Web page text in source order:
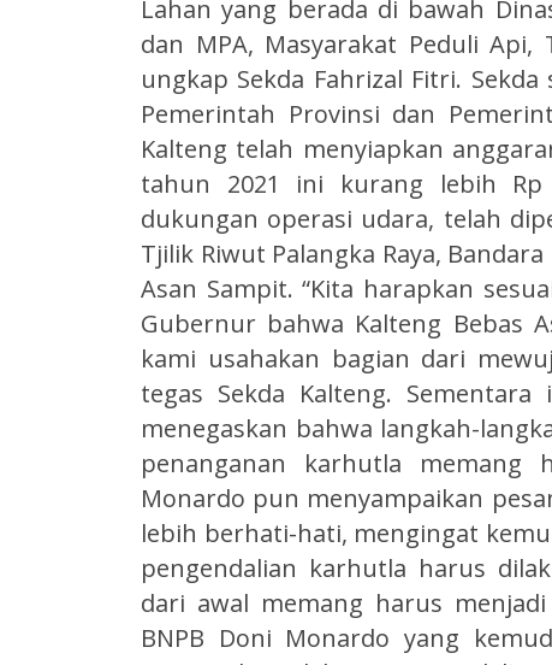
Lahan yang berada di bawah
dan MPA, Masyarakat Peduli Api,
ungkap Sekda Fahrizal Fitri.
Pemerintah Provinsi dan
Kalteng telah menyiapkan
tahun 2021 ini kurang lebih
dukungan operasi udara, telah
Tjilik Riwut Palangka Raya,
Asan Sampit. “Kita harapkan
Gubernur bahwa Kalteng Bebas
kami usahakan bagian dari
tegas Sekda Kalteng.
menegaskan bahwa langkah-
penanganan karhutla memang
Monardo pun menyampaikan
lebih berhati-hati, mengingat
pengendalian karhutla harus
dari awal memang harus
BNPB Doni Monardo yang